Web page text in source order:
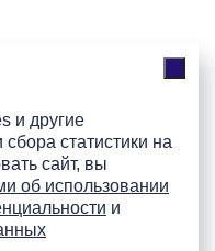
и другие
статистики на
сайт, вы
об использовании
и